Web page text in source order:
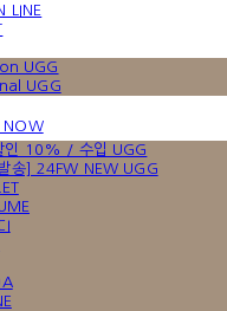
LINE
UGG
UGG
NOW
인 10% / 수입 UGG
송] 24FW NEW UGG